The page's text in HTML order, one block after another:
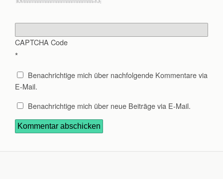
CAPTCHA Code
*
Benachrichtige mich über nachfolgende Kommentare via
E-Mail.
Benachrichtige mich über neue Beiträge via E-Mail.